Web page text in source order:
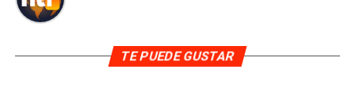
TE PUEDE GUSTAR